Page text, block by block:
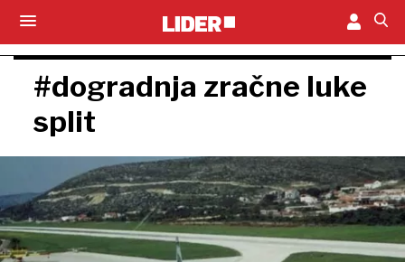
#dogradnja zračne luke
split